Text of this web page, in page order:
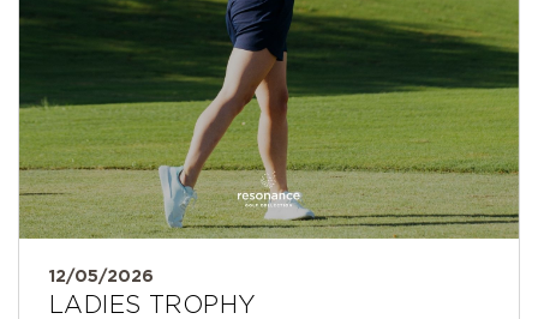
12/05/2026
LADIES TROPHY